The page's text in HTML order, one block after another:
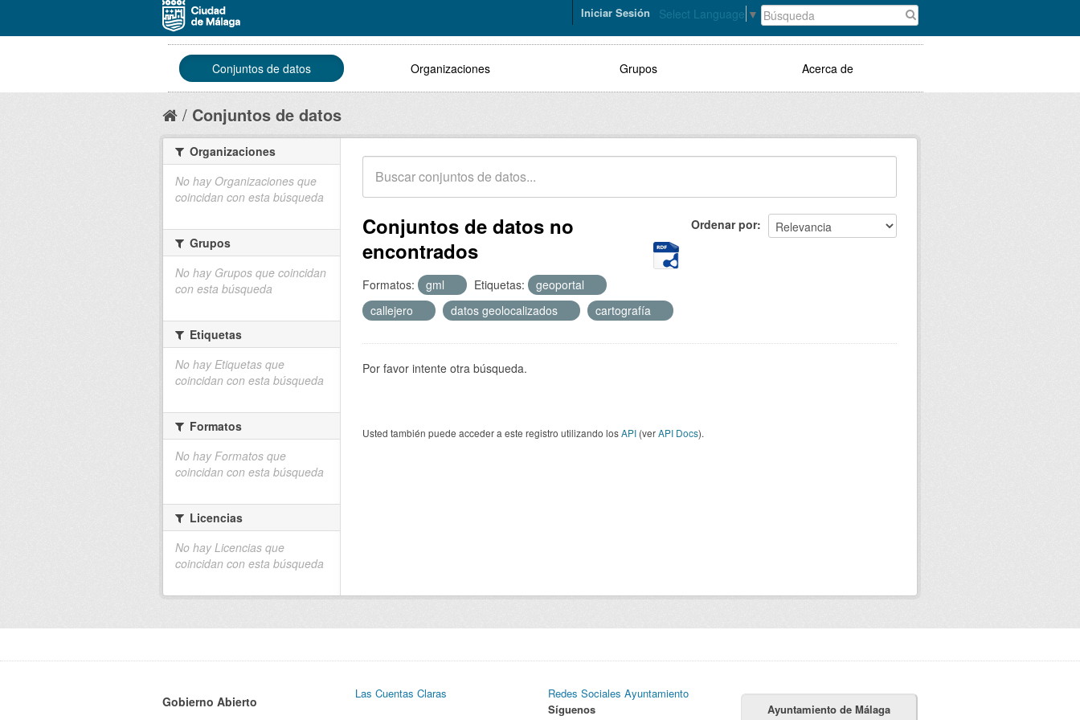
Select Language ▼
Iniciar Sesión
Conjuntos de datos Organizaciones Grupos Acerca de
Conjuntos de datos
Ordenar por
Conjuntos de datos no
encontrados
Formatos: gml Etiquetas:
geoportal
callejero
datos geolocalizados cartografía
Por favor intente otra búsqueda.
Usted también puede acceder a este registro utilizando losAPI (verAPI Docs).
Organizaciones
No hay Organizaciones que
coincidan con esta búsqueda
Grupos
No hay Grupos que coincidan
con esta búsqueda
Etiquetas
No hay Etiquetas que
coincidan con esta búsqueda
Formatos
No hay Formatos que
coincidan con esta búsqueda
Licencias
No hay Licencias que
coincidan con esta búsqueda
Gobierno Abierto
Las Cuentas Claras
Redes Sociales Ayuntamiento
Síguenos
Ayuntamiento de Málaga